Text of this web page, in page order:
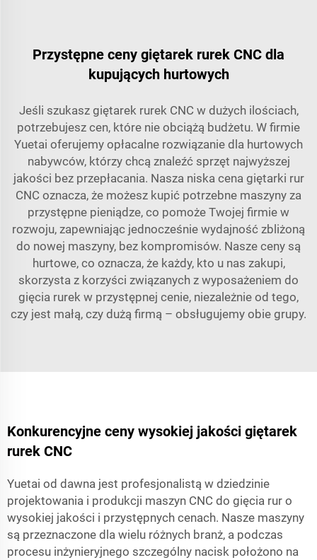
Przystępne ceny giętarek rurek CNC dla
kupujących hurtowych
Jeśli szukasz giętarek rurek CNC w dużych ilościach,
potrzebujesz cen, które nie obciążą budżetu. W firmie
Yuetai oferujemy opłacalne rozwiązanie dla hurtowych
nabywców, którzy chcą znaleźć sprzęt najwyższej
jakości bez przepłacania. Nasza niska cena giętarki rur
CNC oznacza, że możesz kupić potrzebne maszyny za
przystępne pieniądze, co pomoże Twojej firmie w
rozwoju, zapewniając jednocześnie wydajność zbliżoną
do nowej maszyny, bez kompromisów. Nasze ceny są
hurtowe, co oznacza, że każdy, kto u nas zakupi,
skorzysta z korzyści związanych z wyposażeniem do
gięcia rurek w przystępnej cenie, niezależnie od tego,
czy jest małą, czy dużą firmą – obsługujemy obie grupy.
Konkurencyjne ceny wysokiej jakości giętarek
rurek CNC
Yuetai od dawna jest profesjonalistą w dziedzinie
projektowania i produkcji maszyn CNC do gięcia rur o
wysokiej jakości i przystępnych cenach. Nasze maszyny
są przeznaczone dla wielu różnych branż, a podczas
procesu inżynieryjnego szczególny nacisk położono na